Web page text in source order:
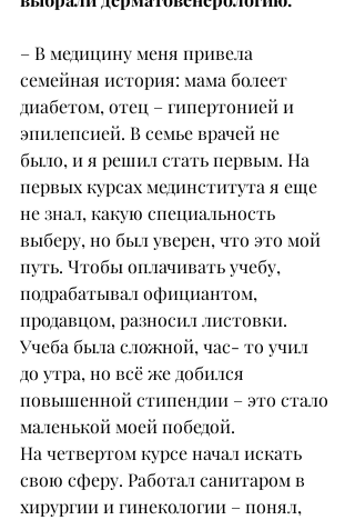
– В медицину меня привела
семейная история: мама болеет
диабетом, отец – гипертонией и
эпилепсией. В семье врачей не
было, и я решил стать первым. На
первых курсах мединститута я еще
не знал, какую специальность
выберу, но был уверен, что это мой
путь. Чтобы оплачивать учебу,
подрабатывал официантом,
продавцом, разносил листовки.
Учеба была сложной, час- то учил
до утра, но всё же добился
повышенной стипендии – это стало
маленькой моей победой.
На четвертом курсе начал искать
свою сферу. Работал санитаром в
хирургии и гинекологии – понял,